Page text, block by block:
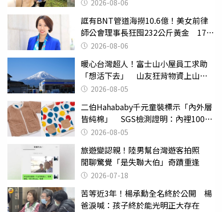
2026-08-06
誆有BNT管道海撈10.6億！美女前律
師公會理事長狂囤232公斤黃金 17人
遭起訴
2026-08-06
暖心台灣超人！富士山小屋員工求助
「想活下去」 山友狂背物資上山：
台灣真的是寶島
2026-08-05
二伯Hahababy千元童裝標示「內外層
皆純棉」 SGS檢測證明：內裡100%
聚酯纖維
2026-08-05
旅遊變認親！陸男幫台灣遊客拍照
閒聊驚覺「是失聯大伯」奇蹟重逢
2026-07-18
苦等近3年！楊承勳全名終於公開 楊
爸淚喊：孩子終於能光明正大存在